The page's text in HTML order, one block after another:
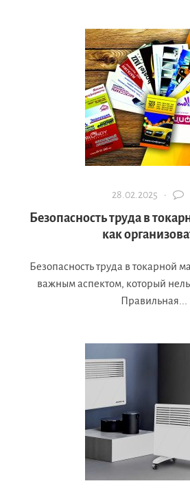
28.02.2025 ·
Безопасность труда в
как
Безопасность труда в токарной
важным аспектом, который
Правильная...